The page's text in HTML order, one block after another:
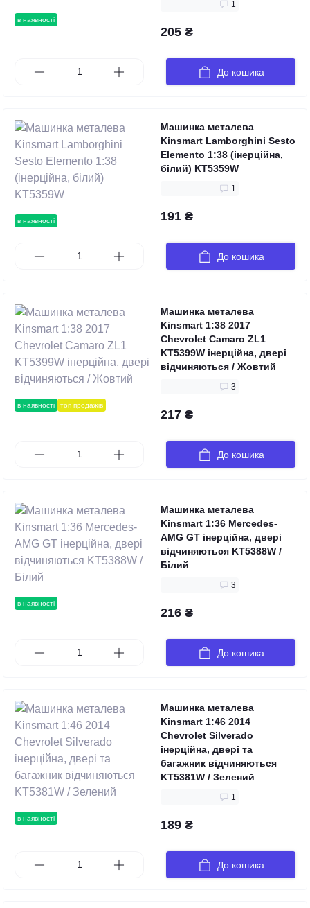
в наявності
1
205 ₴
До кошика
в наявності
Машинка металева
Kinsmart Lamborghini Sesto
Elemento 1:38 (інерційна,
білий) KT5359W
1
191 ₴
До кошика
в наявності топ продажів
Машинка металева
Kinsmart 1:38 2017
Chevrolet Camaro ZL1
KT5399W інерційна, двері
відчиняються / Жовтий
3
217 ₴
До кошика
в наявності
Машинка металева
Kinsmart 1:36 Mercedes-
AMG GT інерційна, двері
відчиняються KT5388W /
Білий
3
216 ₴
До кошика
в наявності
Машинка металева
Kinsmart 1:46 2014
Chevrolet Silverado
інерційна, двері та
багажник відчиняються
KT5381W / Зелений
1
189 ₴
До кошика